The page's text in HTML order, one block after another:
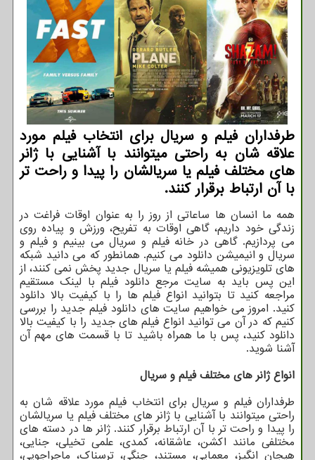
طرفداران فیلم و سریال برای انتخاب فیلم مورد
علاقه شان به راحتی میتوانند با آشنایی با ژانر
های مختلف فیلم یا سریالشان را پیدا و راحت تر
با آن ارتباط برقرار کنند.
همه ما انسان ها ساعاتی از روز را به عنوان اوقات فراغت در
زندگی خود داریم، گاهی اوقات به تفریح، ورزش و پیاده روی
می پردازیم. گاهی در خانه فیلم و سریال می بینیم و فیلم و
سریال و انیمیشن دانلود می کنیم. همانطور که می دانید شبکه
های تلویزیونی همیشه فیلم یا سریال جدید پخش نمی کنند، از
این پس باید به سایت مرجع دانلود فیلم با لینک مستقیم
مراجعه کنید تا بتوانید انواع فیلم ها را با کیفیت بالا دانلود
کنید. امروز می خواهیم سایت های دانلود فیلم جدید را بررسی
کنیم که در آن می توانید انواع فیلم های جدید را با کیفیت بالا
دانلود کنید، پس با ما همراه باشید تا با قسمت های مهم آن
آشنا شوید.
انواع ژانر های مختلف فیلم و سریال
طرفداران فیلم و سریال برای انتخاب فیلم مورد علاقه شان به
راحتی میتوانند با آشنایی با ژانر های مختلف فیلم یا سریالشان
را پیدا و راحت تر با آن ارتباط برقرار کنند. ژانر ها در دسته های
مختلفی مانند اکشن، عاشقانه، کمدی، علمی تخیلی، جنایی،
هیجان انگیز، معمایی، مستند، جنگی، ترسناک، ماجراجویی،